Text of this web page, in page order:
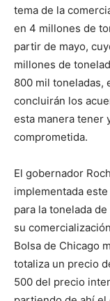
tema de la
en 4 millones de
partir de mayo,
millones de
800 mil toneladas,
concluirán los
esta manera tener
comprometida.
El gobernador
implementada
para la tonelada
su
Bolsa de Chicago
totaliza un precio
500 del precio